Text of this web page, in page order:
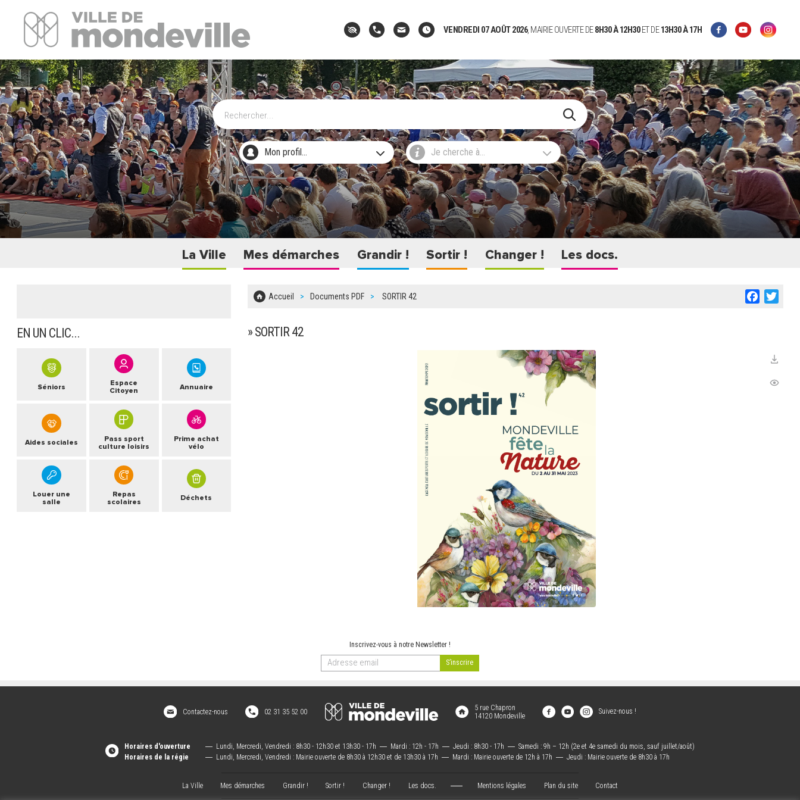
Site Officiel de la ville de Mondeville
VENDREDI 07 AOÛT 2026, MAIRIE OUVERTE DE8H30 À 12H30ET DE13H30 À 17H
Mon profil... Je cherche à...
La Ville Mes démarches Grandir ! Sortir ! Changer ! Les docs.
Facebook
Accueil Documents PDF SORTIR 42
» SORTIR 42
EN UN CLIC...
Séniors
Espace
Citoyen
Annuaire
Aides sociales
Pass sport
culture loisirs
Prime achat
vélo
Louer une
salle
Repas
scolaires
Déchets
Inscrivez-vous à notre Newsletter !
Contactez-nous 02 31 35 52 00
5 rue Chapron
14120 Mondeville
Suivez-nous !
Horaires d'ouverture ― Lundi, Mercredi, Vendredi : 8h30 - 12h30 et 13h30 - 17h ― Mardi : 12h - 17h ― Jeudi : 8h30 - 17h ― Samedi : 9h – 12h (2e et 4e samedi du mois, sauf juillet/août)
Horaires de la régie
― Lundi, Mercredi, Vendredi : Mairie ouverte de 8h30 à 12h30 et de 13h30 à 17h ― Mardi : Mairie ouverte de 12h à 17h ― Jeudi : Mairie ouverte de 8h30 à 17h
La Ville Mes démarches Grandir ! Sortir ! Changer ! Les docs. Mentions légales Plan du site Contact